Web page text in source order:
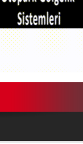
düşen scooter